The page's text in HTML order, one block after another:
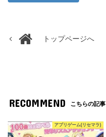
トップページへ
RECOMMEND こちらの記事
アプリゲーム(リセマラ)